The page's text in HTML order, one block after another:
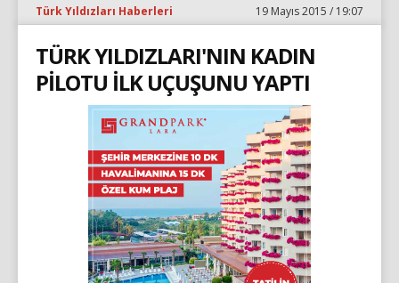
Türk Yıldızları Haberleri 19 Mayıs 2015 / 19:07
TÜRK YILDIZLARI'NIN KADIN
PİLOTU İLK UÇUŞUNU YAPTI